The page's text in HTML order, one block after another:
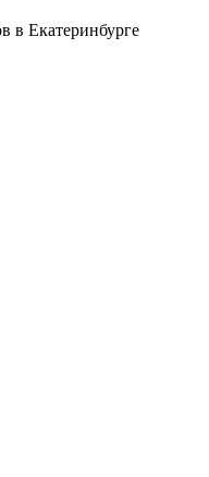
в Екатеринбурге